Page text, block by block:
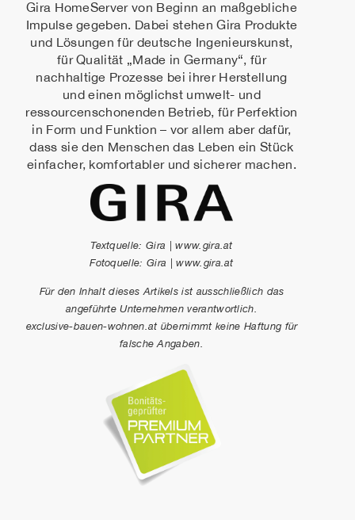
Gira HomeServer von Beginn an maßgebliche
Impulse gegeben. Dabei stehen Gira Produkte
und Lösungen für deutsche Ingenieurskunst,
für Qualität „Made in Germany“, für
nachhaltige Prozesse bei ihrer Herstellung
und einen möglichst umwelt- und
ressourcenschonenden Betrieb, für Perfektion
in Form und Funktion – vor allem aber dafür,
dass sie den Menschen das Leben ein Stück
einfacher, komfortabler und sicherer machen.
Textquelle: Gira | www.gira.at
Fotoquelle: Gira | www.gira.at
Für den Inhalt dieses Artikels ist ausschließlich das
angeführte Unternehmen verantwortlich.
exclusive-bauen-wohnen.at übernimmt keine Haftung für
falsche Angaben.